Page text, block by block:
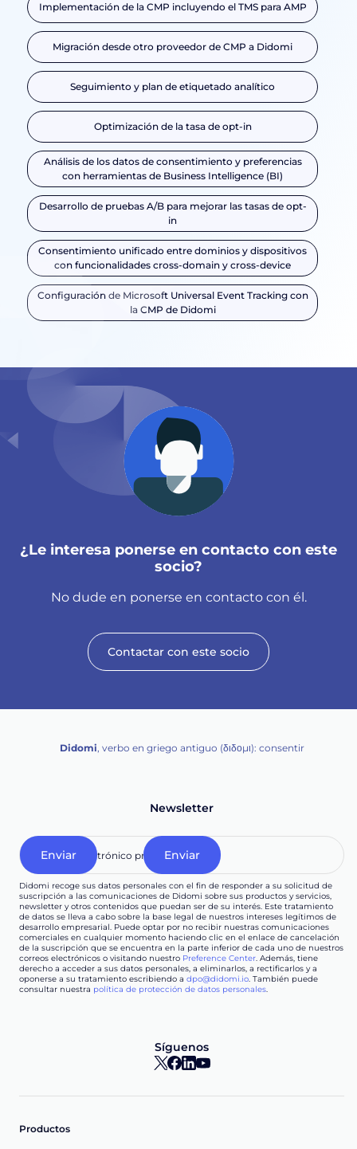
Implementación de la CMP incluyendo el TMS para AMP
Migración desde otro proveedor de CMP a Didomi
Seguimiento y plan de etiquetado analítico
Optimización de la tasa de opt-in
Análisis de los datos de consentimiento y preferencias
con herramientas de Business Intelligence (BI)
Desarrollo de pruebas A/B para mejorar las tasas de opt-
in
Consentimiento unificado entre dominios y dispositivos
con funcionalidades cross-domain y cross-device
Configuración de Microsoft Universal Event Tracking con
la CMP de Didomi
¿Le interesa ponerse en contacto con este
socio?
No dude en ponerse en contacto con él.
Contactar con este socio
Didomi, verbo en griego antiguo (διδομι): consentir
Newsletter
Didomi recoge sus datos personales con el fin de responder a su solicitud de
suscripción a las comunicaciones de Didomi sobre sus productos y servicios,
newsletter y otros contenidos que puedan ser de su interés. Este tratamiento
de datos se lleva a cabo sobre la base legal de nuestros intereses legítimos de
desarrollo empresarial. Puede optar por no recibir nuestras comunicaciones
comerciales en cualquier momento haciendo clic en el enlace de cancelación
de la suscripción que se encuentra en la parte inferior de cada uno de nuestros
correos electrónicos o visitando nuestro Preference Center. Además, tiene
derecho a acceder a sus datos personales, a eliminarlos, a rectificarlos y a
oponerse a su tratamiento escribiendo a dpo@didomi.io. También puede
consultar nuestra política de protección de datos personales.
Síguenos
Productos